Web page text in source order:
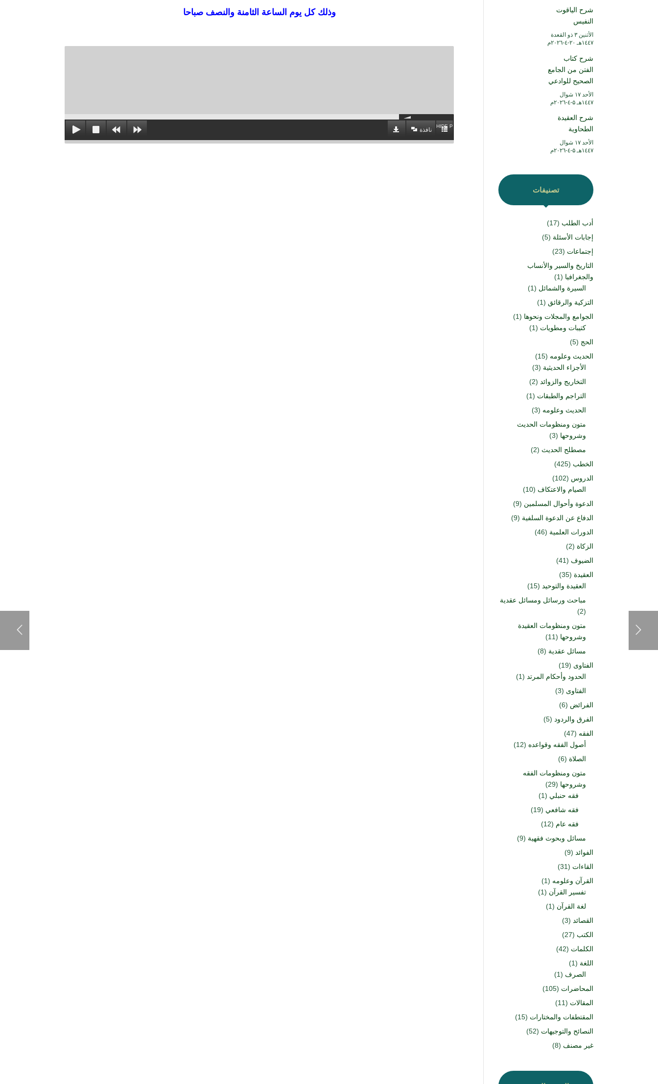
وذلك كل يوم الساعة الثامنة والنصف صباحا
HIDE PLAYLIST
نافذة
شرح الياقوت
النفيس
الأثنين ۳ ذو القعدة
۱٤٤۷هـ ۲۰-٤-۲۰۲٦م
شرح كتاب
الفتن من الجامع
الصحيح للوادعي
الأحد ۱۷ شوال
۱٤٤۷هـ ۵-٤-۲۰۲٦م
شرح العقيدة
الطحاوية
الأحد ۱۷ شوال
۱٤٤۷هـ ۵-٤-۲۰۲٦م
تصنيفات
أدب الطلب (17)
إجابات الأسئلة (5)
إجتماعات (23)
التاريخ والسير والأنساب
والجغرافيا (1)
السيرة والشمائل (1)
التزكية والرقائق (1)
الجوامع والمجلات ونحوها (1)
كتيبات ومطويات (1)
الحج (5)
الحديث وعلومه (15)
الأجزاء الحديثية (3)
التخاريج والزوائد (2)
التراجم والطبقات (1)
الحديث وعلومه (3)
متون ومنظومات الحديث
وشروحها (3)
مصطلح الحديث (2)
الخطب (425)
الدروس (102)
الصيام والاعتكاف (10)
الدعوة وأحوال المسلمين (9)
الدفاع عن الدعوة السلفية (9)
الدورات العلمية (46)
الزكاة (2)
الضيوف (41)
العقيدة (35)
العقيدة والتوحيد (15)
مباحث ورسائل ومسائل عقدية
(2)
متون ومنظومات العقيدة
وشروحها (11)
مسائل عقدية (8)
الفتاوى (19)
الحدود وأحكام المرتد (1)
الفتاوى (3)
الفرائض (6)
الفرق والردود (5)
الفقه (47)
أصول الفقه وقواعده (12)
الصلاة (6)
متون ومنظومات الفقه
وشروحها (29)
فقه حنبلي (1)
فقه شافعي (19)
فقه عام (12)
مسائل وبحوث فقهية (9)
الفوائد (9)
القاءات (31)
القرآن وعلومه (1)
تفسير القرآن (1)
لغة القرآن (1)
القصائد (3)
الكتب (27)
الكلمات (42)
اللغة (1)
الصرف (1)
المحاضرات (105)
المقالات (11)
المقتطفات والمختارات (15)
النصائح والتوجيهات (52)
غير مصنف (8)